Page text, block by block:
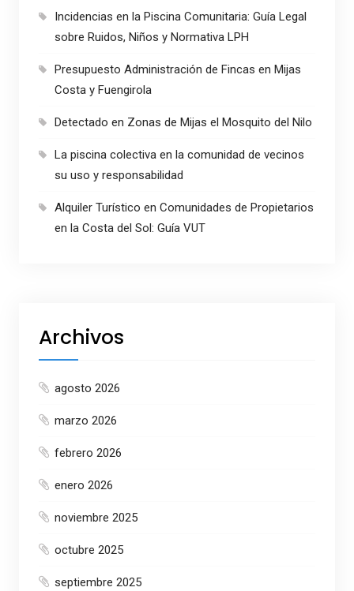
Incidencias en la Piscina Comunitaria: Guía Legal
sobre Ruidos, Niños y Normativa LPH
Presupuesto Administración de Fincas en Mijas
Costa y Fuengirola
Detectado en Zonas de Mijas el Mosquito del Nilo
La piscina colectiva en la comunidad de vecinos
su uso y responsabilidad
Alquiler Turístico en Comunidades de Propietarios
en la Costa del Sol: Guía VUT
Archivos
agosto 2026
marzo 2026
febrero 2026
enero 2026
noviembre 2025
octubre 2025
septiembre 2025